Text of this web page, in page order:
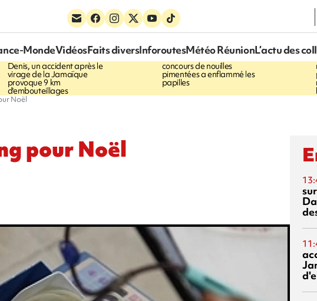
MondeVidéosFaits diversInforoutesMétéo RéunionL’actu des
11:43
INFOROUTE À Saint-
Denis, un accident après le
virage de la Jamaïque
provoque 9 km
d'embouteillages
11:20
FESTIVITÉS Guan Di - le
concours de nouilles
pimentées a enflammé les
papilles
Noël
pour Noël